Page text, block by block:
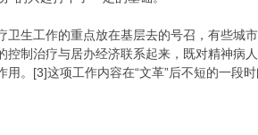
工作的重点放在基层去的号召，有些城
制治疗与居办经济联系起来，既对精神病
。[3]这项工作内容在“文革”后不短的一段